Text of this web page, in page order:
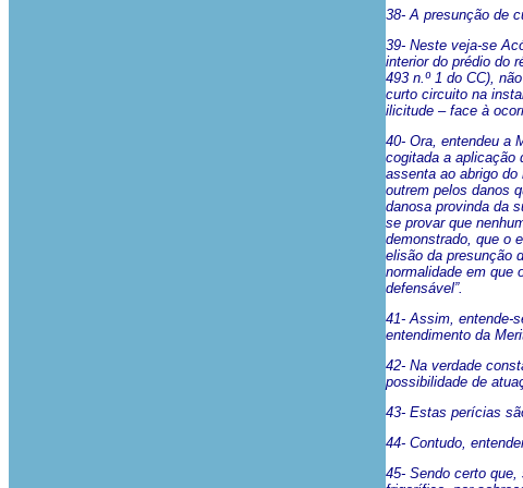
38- A presunção de
39- Neste veja-se
interior do prédio do
493 n.º 1 do CC),
curto circuito na
ilicitude – face à
40- Ora, entendeu a
cogitada a aplicação
assenta ao abrigo do
outrem pelos danos
danosa provinda da
se provar que
demonstrado, que o
elisão da presunção
normalidade em que
defensável”.
41- Assim, entende-
entendimento da
42- Na verdade
possibilidade de
43- Estas perícias
44- Contudo,
45- Sendo certo